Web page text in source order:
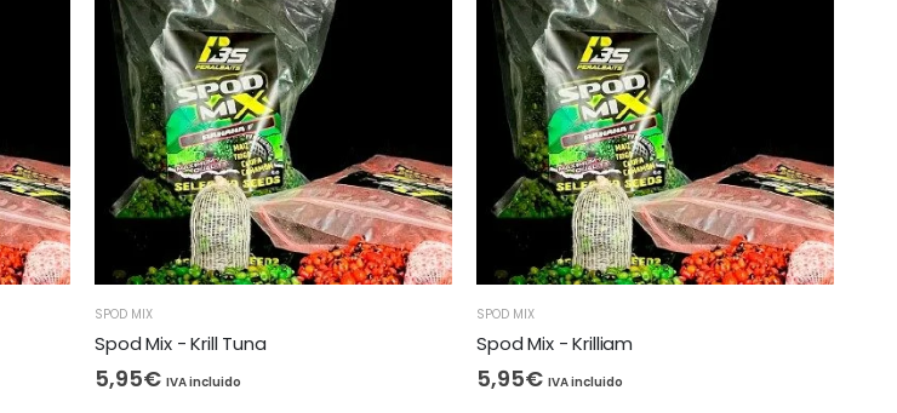
SPOD MIX
Spod Mix - Krill Tuna
5,95€ IVA incluido
SPOD MIX
Spod Mix - Krilliam
5,95€ IVA incluido